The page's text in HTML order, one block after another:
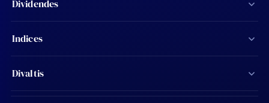
Calculateur de dividendes
Ma watchlist
Mon compte
Dividendes
Tous les dividendes
Actions Aristocrates
Indices
CAC 40
SBF 120
Divaltis